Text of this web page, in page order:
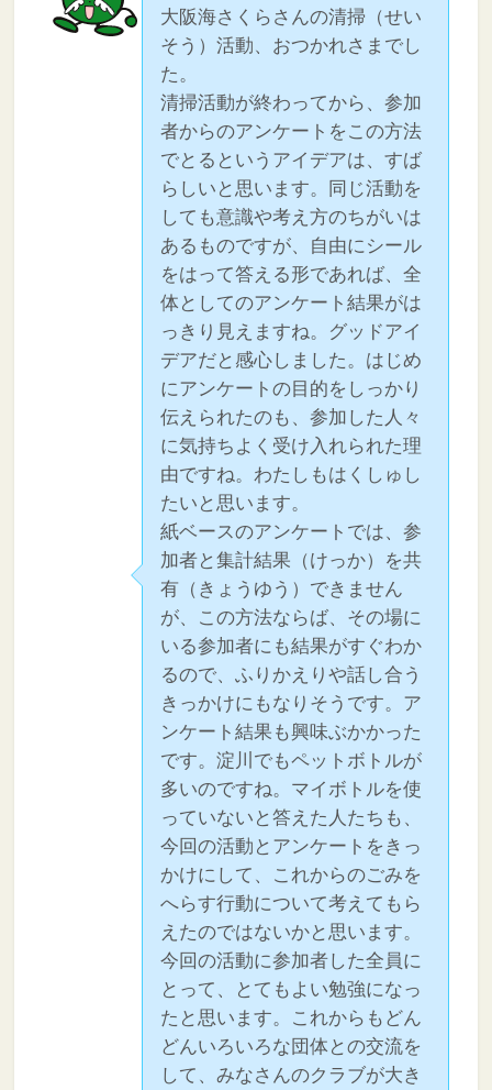
大阪海さくらさんの清掃（せい
そう）活動、おつかれさまでし
た。
清掃活動が終わってから、参加
者からのアンケートをこの方法
でとるというアイデアは、すば
らしいと思います。同じ活動を
しても意識や考え方のちがいは
あるものですが、自由にシール
をはって答える形であれば、全
体としてのアンケート結果がは
っきり見えますね。グッドアイ
デアだと感心しました。はじめ
にアンケートの目的をしっかり
伝えられたのも、参加した人々
に気持ちよく受け入れられた理
由ですね。わたしもはくしゅし
たいと思います。
紙ベースのアンケートでは、参
加者と集計結果（けっか）を共
有（きょうゆう）できません
が、この方法ならば、その場に
いる参加者にも結果がすぐわか
るので、ふりかえりや話し合う
きっかけにもなりそうです。ア
ンケート結果も興味ぶかかった
です。淀川でもペットボトルが
多いのですね。マイボトルを使
っていないと答えた人たちも、
今回の活動とアンケートをきっ
かけにして、これからのごみを
へらす行動について考えてもら
えたのではないかと思います。
今回の活動に参加者した全員に
とって、とてもよい勉強になっ
たと思います。これからもどん
どんいろいろな団体との交流を
して、みなさんのクラブが大き